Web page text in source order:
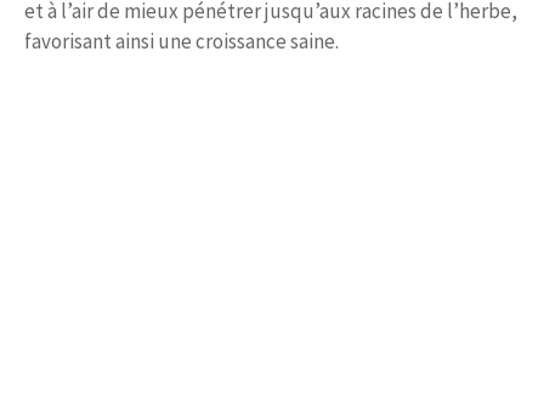
et à l’air de mieux pénétrer jusqu’aux racines de l’herbe,
favorisant ainsi une croissance saine.